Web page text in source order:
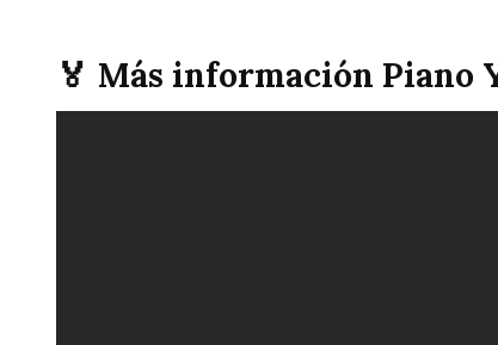
🏅 Más información Piano